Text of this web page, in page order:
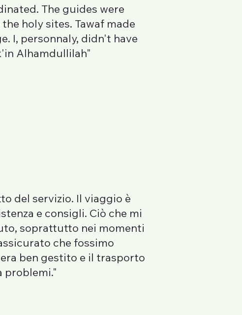
The guides were
holy sites. Tawaf made
I, personnaly, didn't have
Alhamdullilah"
del servizio. Il viaggio è
e consigli. Ciò che mi
soprattutto nei momenti
che fossimo
ben gestito e il trasporto
problemi."